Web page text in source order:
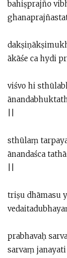
bahiṣprajño
ākāśe ca hydi
viśvo hi
sthūlaṃ
ānandaśca
triṣu dhāmasu
prabhavaḥ
sarvaṃ